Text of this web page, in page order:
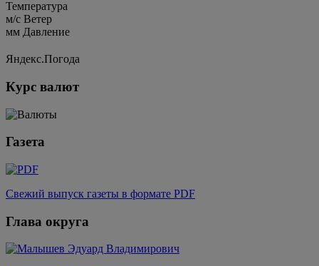
Температура
м/c Ветер
мм Давление
Яндекс.Погода
Курс валют
Газета
Свежий выпуск газеты в формате PDF
Глава округа